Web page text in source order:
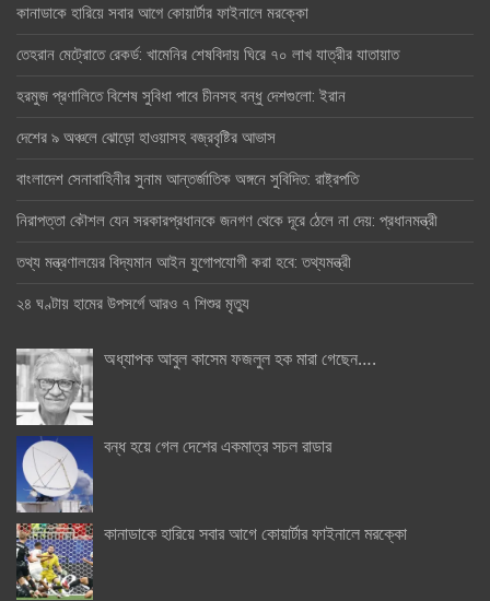
কানাডাকে হারিয়ে সবার আগে কোয়ার্টার ফাইনালে মরক্কো
তেহরান মেট্রোতে রেকর্ড: খামেনির শেষবিদায় ঘিরে ৭০ লাখ যাত্রীর যাতায়াত
হরমুজ প্রণালিতে বিশেষ সুবিধা পাবে চীনসহ বন্ধু দেশগুলো: ইরান
দেশের ৯ অঞ্চলে ঝোড়ো হাওয়াসহ বজ্রবৃষ্টির আভাস
বাংলাদেশ সেনাবাহিনীর সুনাম আন্তর্জাতিক অঙ্গনে সুবিদিত: রাষ্ট্রপতি
নিরাপত্তা কৌশল যেন সরকারপ্রধানকে জনগণ থেকে দূরে ঠেলে না দেয়: প্রধানমন্ত্রী
তথ্য মন্ত্রণালয়ের বিদ্যমান আইন যুগোপযোগী করা হবে: তথ্যমন্ত্রী
২৪ ঘণ্টায় হামের উপসর্গে আরও ৭ শিশুর মৃত্যু
অধ্যাপক আবুল কাসেম ফজলুল হক মারা গেছেন….
বন্ধ হয়ে গেল দেশের একমাত্র সচল রাডার
কানাডাকে হারিয়ে সবার আগে কোয়ার্টার ফাইনালে মরক্কো